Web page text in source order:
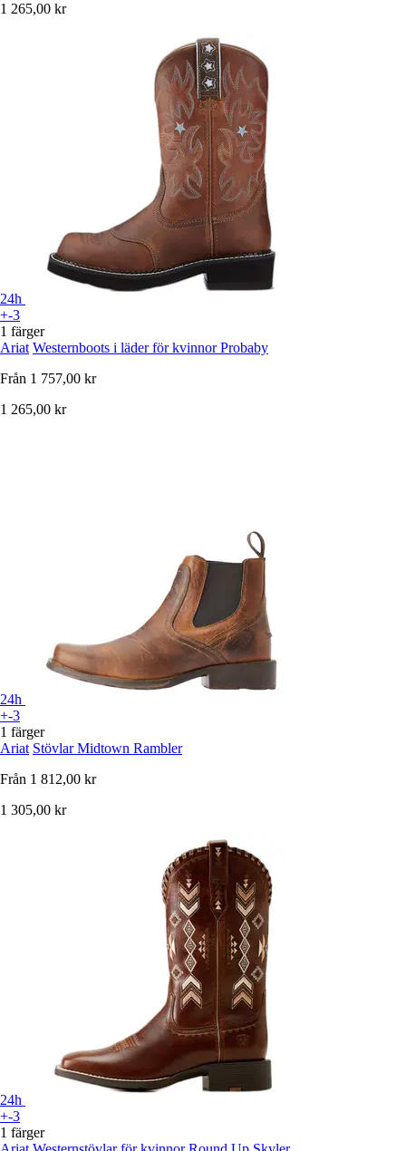
1 265,00 kr
24h
+-3
1 färger
Ariat Westernboots i läder för kvinnor Probaby
Från 1 757,00 kr
1 265,00 kr
24h
+-3
1 färger
Ariat Stövlar Midtown Rambler
Från 1 812,00 kr
1 305,00 kr
24h
+-3
1 färger